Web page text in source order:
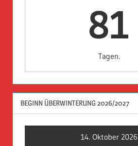
81
Tagen.
BEGINN ÜBERWINTERUNG 2026/2027
14. Oktober 2026